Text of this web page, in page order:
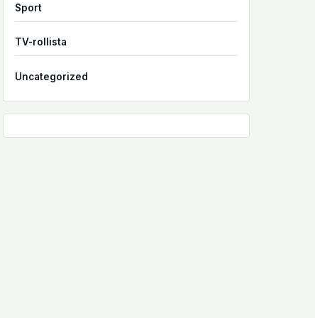
Sport
TV-rollista
Uncategorized